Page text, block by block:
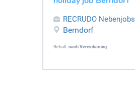
RECRUDO Nebenjobs
Berndorf
Gehalt: nach Vereinbarung